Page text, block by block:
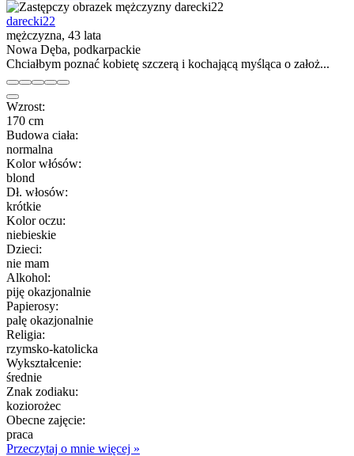
darecki22
mężczyzna, 43 lata
Nowa Dęba, podkarpackie
Chciałbym poznać kobietę szczerą i kochającą myśląca o założ...
Wzrost:
170 cm
Budowa ciała:
normalna
Kolor włósów:
blond
Dł. włosów:
krótkie
Kolor oczu:
niebieskie
Dzieci:
nie mam
Alkohol:
piję okazjonalnie
Papierosy:
palę okazjonalnie
Religia:
rzymsko-katolicka
Wykształcenie:
średnie
Znak zodiaku:
koziorożec
Obecne zajęcie:
praca
Przeczytaj o mnie więcej »